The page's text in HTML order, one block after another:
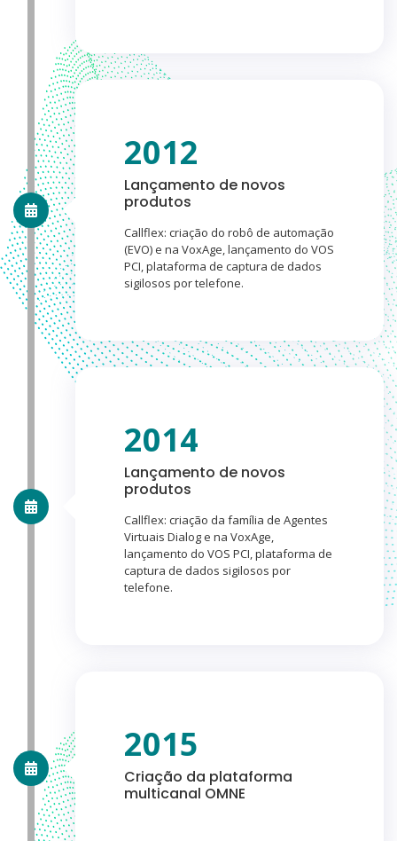
2012
Lançamento de novos
produtos
Callflex: criação do robô de automação
(EVO) e na VoxAge, lançamento do VOS
PCI, plataforma de captura de dados
sigilosos por telefone.
2014
Lançamento de novos
produtos
Callflex: criação da família de Agentes
Virtuais Dialog e na VoxAge,
lançamento do VOS PCI, plataforma de
captura de dados sigilosos por
telefone.
2015
Criação da plataforma
multicanal OMNE